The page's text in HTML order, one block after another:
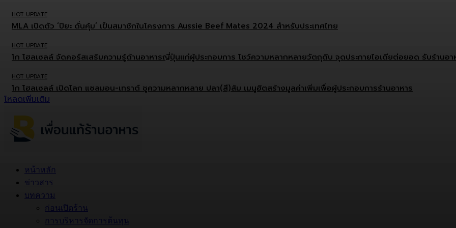
HOT UPDATE
MLA เปิดตัว ‘ปิยะ ดั่นคุ้ม’ เป็นสมาชิกในโครงการ Aussie Beef Mates 2024 สำหรับประเทศไทย
HOT UPDATE
โก โฮลเซลล์ จัดคอร์สเสริมความรู้ด้านอาหารญี่ปุ่นแก่ผู้ประกอบการ โชว์ความหลากหลายวัตถุดิบ จุดประกายไอเดียต่อยอด รับร้านอ
HOT UPDATE
โก โฮลเซลล์ เปิดโลก แซลมอน-เทราต์ ชูความหลากหลาย ปลา(สี)ส้ม เมนูฮิตสร้างมูลค่าเพิ่มเพื่อผู้ประกอบการร้านอาหาร
โหลดเพิ่มเติม
หน้าหลัก
ข่าวสาร
บทความ
ก่อนเปิดร้าน
การบริหารจัดการต้นทุน